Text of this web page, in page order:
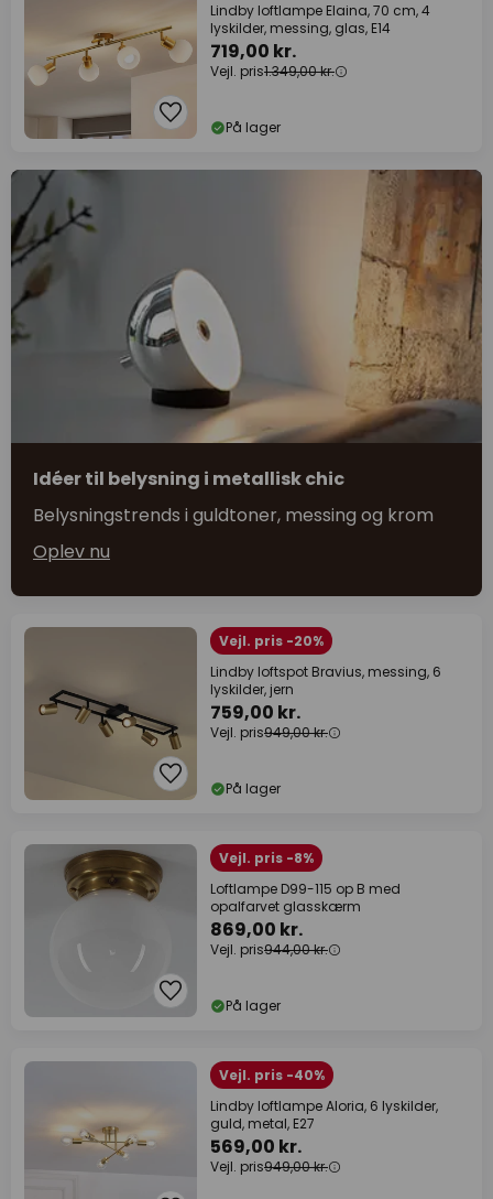
Lindby loftlampe Elaina, 70 cm, 4
lyskilder, messing, glas, E14
719,00 kr.
Vejl. pris1.349,00 kr.
På lager
Idéer til belysning i metallisk chic
Belysningstrends i guldtoner, messing og krom
Oplev nu
Vejl. pris -20%
Lindby loftspot Bravius, messing, 6
lyskilder, jern
759,00 kr.
Vejl. pris949,00 kr.
På lager
Vejl. pris -8%
Loftlampe D99-115 op B med
opalfarvet glasskærm
869,00 kr.
Vejl. pris944,00 kr.
På lager
Vejl. pris -40%
Lindby loftlampe Aloria, 6 lyskilder,
guld, metal, E27
569,00 kr.
Vejl. pris949,00 kr.